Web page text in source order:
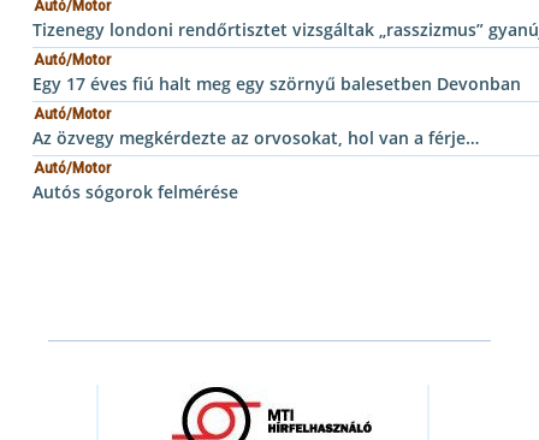
Autó/Motor
Tizenegy londoni rendőrtisztet vizsgáltak „rasszizmus”
Autó/Motor
Egy 17 éves fiú halt meg egy szörnyű balesetben Devonban
Autó/Motor
Az özvegy megkérdezte az orvosokat, hol van a férje…
Autó/Motor
Autós sógorok felmérése